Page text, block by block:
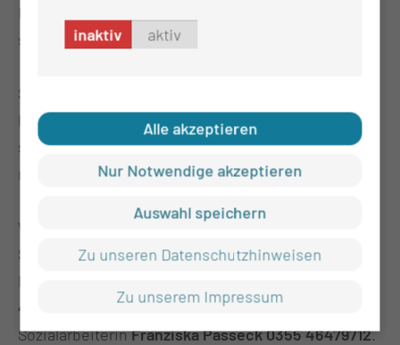
Radel unterwegs gewesen ist oder was man
stattdessen an diesem Tag erlebt hat.
So wurde Biographiearbeit diese Woche besonders
lebendig und auch für Angehörige und Besucher
sichtbar. Diese ist Teil unseres aktivierenden und
mobilisierenden Konzeptes.
Weitere Informationen zur Kurzzeitpflege erhalten
Sie bei unserer
Pflegedienstleitung
4679731
oder unserer
SozialarbeiterinFranziska Passeck 0355 46479712.
inaktiv aktiv
Alle akzeptieren
Nur Notwendige akzeptieren
Auswahl speichern
Zu unseren Datenschutzhinweisen
Zu unserem Impressum